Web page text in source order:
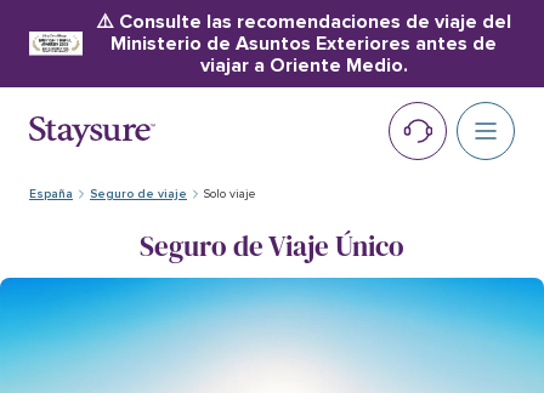
⚠️ Consulte las recomendaciones de viaje del
Ministerio de Asuntos Exteriores antes de
viajar a Oriente Medio.
España Seguro de viaje Solo viaje
Seguro de Viaje Único